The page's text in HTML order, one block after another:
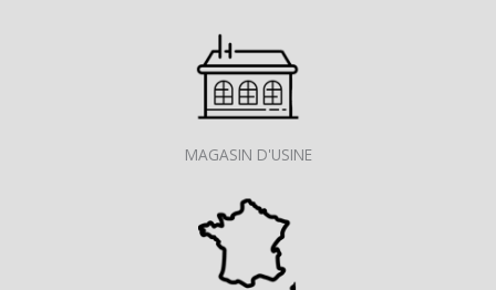
MAGASIN D'USINE